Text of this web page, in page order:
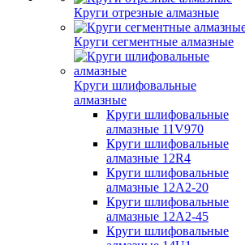
Круги отрезные алмазные
Круги сегментные алмазные
Круги шлифовальные
алмазные
Круги шлифовальные
алмазные 11V970
Круги шлифовальные
алмазные 12R4
Круги шлифовальные
алмазные 12А2-20
Круги шлифовальные
алмазные 12А2-45
Круги шлифовальные